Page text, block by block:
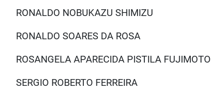
RONALDO NOBUKAZU SHIMIZU
RONALDO SOARES DA ROSA
ROSANGELA APARECIDA PISTILA
SERGIO ROBERTO FERREIRA